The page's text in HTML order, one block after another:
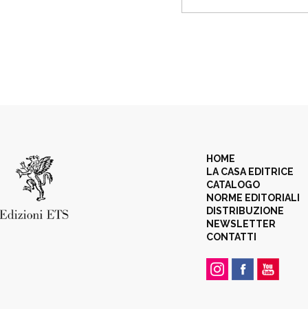
HOME
LA CASA EDITRICE
CATALOGO
NORME EDITORIALI
DISTRIBUZIONE
NEWSLETTER
CONTATTI